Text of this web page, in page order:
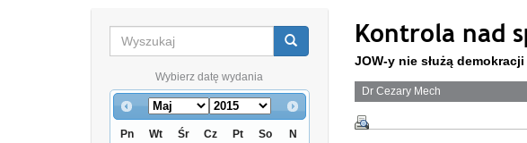
Wybierz datę wydania
Pn Wt Śr Cz Pt So
N
Kontrola nad
JOW-y nie służą
Dr Cezary Mech